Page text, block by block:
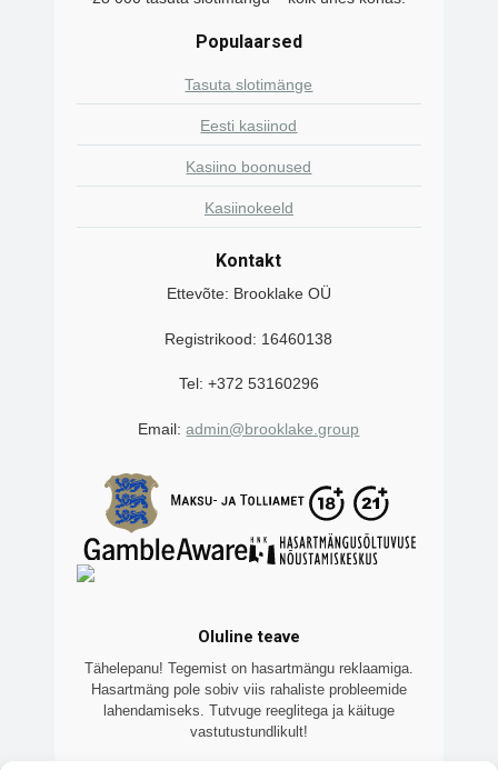
Populaarsed
Tasuta slotimänge
Eesti kasiinod
Kasiino boonused
Kasiinokeeld
Kontakt
Ettevõte: Brooklake OÜ
Registrikood: 16460138
Tel: +372 53160296
Email:admin@brooklake.group
Oluline teave
Tähelepanu! Tegemist on hasartmängu reklaamiga.
Hasartmäng pole sobiv viis rahaliste probleemide
lahendamiseks. Tutvuge reeglitega ja käituge
vastutustundlikult!